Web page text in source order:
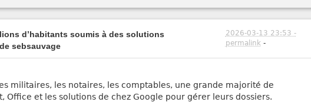
d’habitants soumis à des solutions
sebsauvage
2026-03-13 23:53 -
permalink -
militaires, les notaires, les comptables, une grande majorité de
et les solutions de chez Google pour gérer leurs dossiers.